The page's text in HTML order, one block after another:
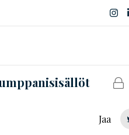
Jaa